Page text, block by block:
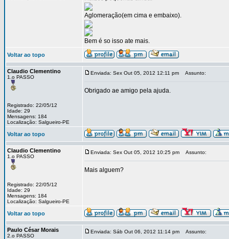
Aglomeração(em cima e embaixo).
Bem é so isso ate mais.
Voltar ao topo
Claudio Clementino
1.o PASSO
Registrado: 22/05/12
Idade: 29
Mensagens: 184
Localização: Salgueiro-PE
Enviada: Sex Out 05, 2012 12:11 pm Assunto:
Obrigado ae amigo pela ajuda.
Voltar ao topo
Claudio Clementino
1.o PASSO
Registrado: 22/05/12
Idade: 29
Mensagens: 184
Localização: Salgueiro-PE
Enviada: Sex Out 05, 2012 10:25 pm Assunto:
Mais alguem?
Voltar ao topo
Paulo César Morais
2.o PASSO
Enviada: Sáb Out 06, 2012 11:14 pm Assunto: